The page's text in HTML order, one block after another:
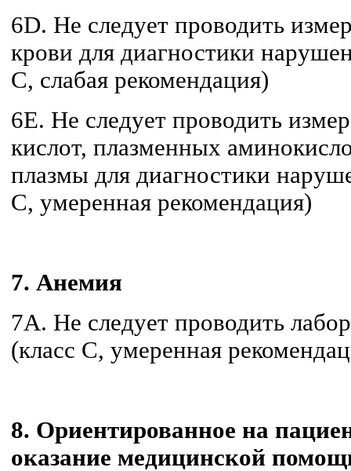
6D. Не следует проводить
крови для диагностики
C, слабая рекомендация)
6E. Не следует проводить
кислот, плазменных
плазмы для диагностики
C, умеренная рекомендация)
7. Анемия
7А. Не следует проводить
(класс C, умеренная
8. Ориентированное на
оказание медицинской